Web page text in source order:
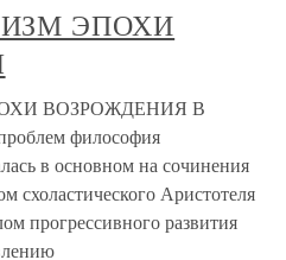
ЭПОХИ
ВОЗРОЖДЕНИЯ В
философия
в основном на сочинения
схоластического Аристотеля
прогрессивного развития